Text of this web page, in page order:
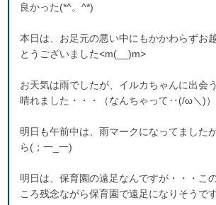
良かった(*^。^*)
本日は、お足元の悪い中にもかかわらずお
とうございました<m(__)m>
お天気は雨でしたが、イルカちゃんに出会
晴れました・・・（なんちゃって‥(/ω＼)）
明日も午前中は、雨マークになってました
ら(；一_一)
明日は、保育園の遠足なんですが・・・こ
ころ残念ながら保育園で遠足になりそうです